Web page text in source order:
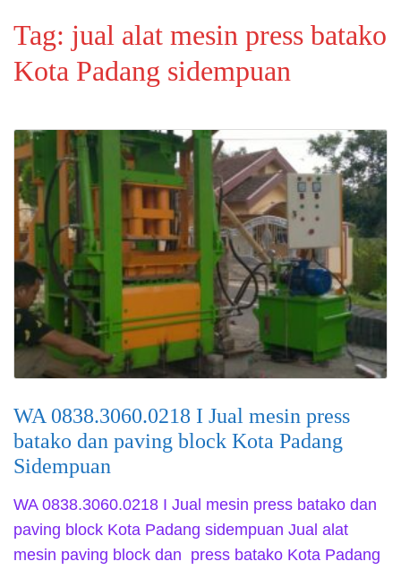
Tag: jual alat mesin press batako
Kota Padang sidempuan
WA 0838.3060.0218 I Jual mesin press
batako dan paving block Kota Padang
Sidempuan
WA 0838.3060.0218 I Jual mesin press batako dan
paving block Kota Padang sidempuan Jual alat
mesin paving block dan press batako Kota Padang